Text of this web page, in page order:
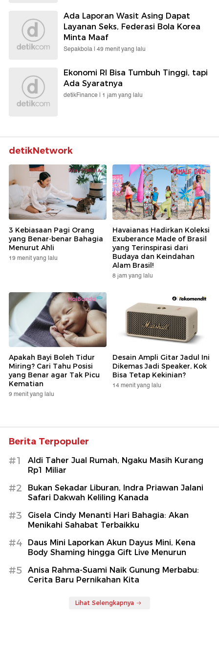
Ada Laporan Wasit Asing Dapat
Layanan Seks, Federasi Bola Korea
Minta Maaf
Sepakbola | 49 menit yang lalu
Ekonomi RI Bisa Tumbuh Tinggi, tapi
Ada Syaratnya
detikFinance | 1 jam yang lalu
detikNetwork
3 Kebiasaan Pagi Orang
yang Benar-benar Bahagia
Menurut Ahli
19 menit yang lalu
Havaianas Hadirkan Koleksi
Exuberance Made of Brasil
yang Terinspirasi dari
Budaya dan Keindahan
Alam Brasil!
8 jam yang lalu
Apakah Bayi Boleh Tidur
Miring? Cari Tahu Posisi
yang Benar agar Tak Picu
Kematian
9 menit yang lalu
Desain Ampli Gitar Jadul Ini
Dikemas Jadi Speaker, Kok
Bisa Tetap Kekinian?
14 menit yang lalu
Berita Terpopuler
#1
Aldi Taher Jual Rumah, Ngaku Masih Kurang
Rp1 Miliar
#2
Bukan Sekadar Liburan, Indra Priawan Jalani
Safari Dakwah Keliling Kanada
#3
Gisela Cindy Menanti Hari Bahagia: Akan
Menikahi Sahabat Terbaikku
#4
Daus Mini Laporkan Akun Dayus Mini, Kena
Body Shaming hingga Gift Live Menurun
#5
Anisa Rahma-Suami Naik Gunung Merbabu:
Cerita Baru Pernikahan Kita
Lihat Selengkapnya